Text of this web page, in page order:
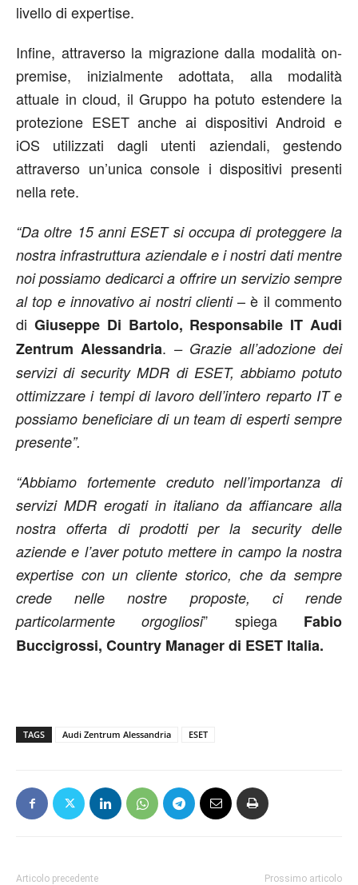
livello di expertise.
Infine, attraverso la migrazione dalla modalità on-
premise, inizialmente adottata, alla modalità
attuale in cloud, il Gruppo ha potuto estendere la
protezione ESET anche ai dispositivi Android e
iOS utilizzati dagli utenti aziendali, gestendo
attraverso un’unica console i dispositivi presenti
nella rete.
“Da oltre 15 anni ESET si occupa di proteggere la
nostra infrastruttura aziendale e i nostri dati mentre
noi possiamo dedicarci a offrire un servizio sempre
al top e innovativo ai nostri clienti– è il commento
di Giuseppe Di Bartolo, Responsabile IT Audi
Zentrum Alessandria. – Grazie all’adozione dei
servizi di security MDR di ESET, abbiamo potuto
ottimizzare i tempi di lavoro dell’intero reparto IT e
possiamo beneficiare di un team di esperti sempre
presente”.
“Abbiamo fortemente creduto nell’importanza di
servizi MDR erogati in italiano da affiancare alla
nostra offerta di prodotti per la security delle
aziende e l’aver potuto mettere in campo la nostra
expertise con un cliente storico, che da sempre
crede nelle nostre proposte, ci rende
particolarmente orgogliosi” spiega Fabio
Buccigrossi, Country Manager di ESET Italia.
TAGS Audi Zentrum Alessandria ESET
Articolo precedente Prossimo articolo